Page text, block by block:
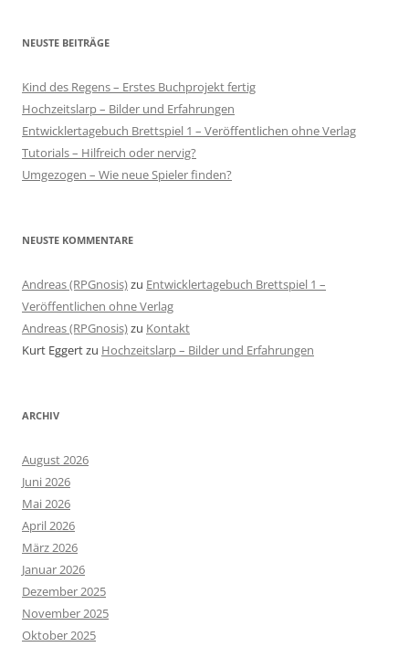
NEUSTE BEITRÄGE
Kind des Regens – Erstes Buchprojekt fertig
Hochzeitslarp – Bilder und Erfahrungen
Entwicklertagebuch Brettspiel 1 – Veröffentlichen ohne Verlag
Tutorials – Hilfreich oder nervig?
Umgezogen – Wie neue Spieler finden?
NEUSTE KOMMENTARE
Andreas (RPGnosis)zu Entwicklertagebuch Brettspiel 1 –
Veröffentlichen ohne Verlag
Andreas (RPGnosis)zu Kontakt
Kurt Eggertzu Hochzeitslarp – Bilder und Erfahrungen
ARCHIV
August 2026
Juni 2026
Mai 2026
April 2026
März 2026
Januar 2026
Dezember 2025
November 2025
Oktober 2025